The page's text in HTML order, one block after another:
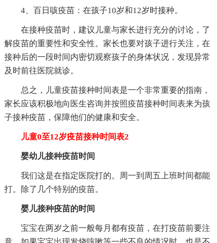
4、百日咳疫苗：在孩子10岁和12岁时接种。
在接种疫苗时，建议儿童与家长进行充分的讨论，了
解疫苗的重要性和安全性。家长也要对孩子进行关注，在
接种后的一段时间内密切观察孩子的身体状况，发现异常
及时前往医院就诊。
总之，儿童疫苗接种时间表是一个非常重要的指南，
家长应该积极地向医生咨询并按照疫苗接种时间表来为孩
子接种疫苗，保障他们的健康和安全。
儿童0至12岁疫苗接种时间表2
婴幼儿接种疫苗时间
我们这是在指定医院打的。周一到周五上班时间都能
打。除了几个特别的疫苗。
婴儿接种疫苗的时间
宝宝在两岁之前一般每月都有疫苗，在打疫苗前要注